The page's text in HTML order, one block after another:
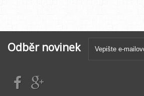
Odběr novinek